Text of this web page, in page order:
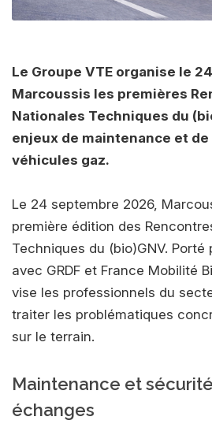
Le Groupe VTE organise le
Marcoussis les premières
Nationales Techniques du
enjeux de maintenance et
véhicules gaz.
Le 24 septembre 2026,
première édition des
Techniques du (bio)GNV. Porté
avec GRDF et France Mobilité
vise les professionnels du
traiter les problématiques
sur le terrain.
Maintenance et
échanges